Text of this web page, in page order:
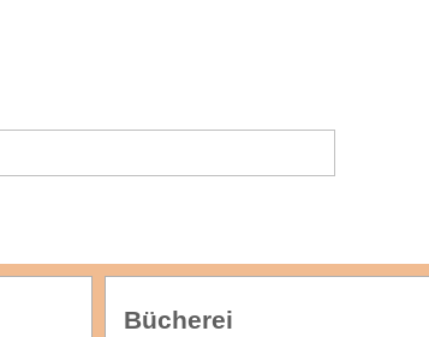
Bücherei